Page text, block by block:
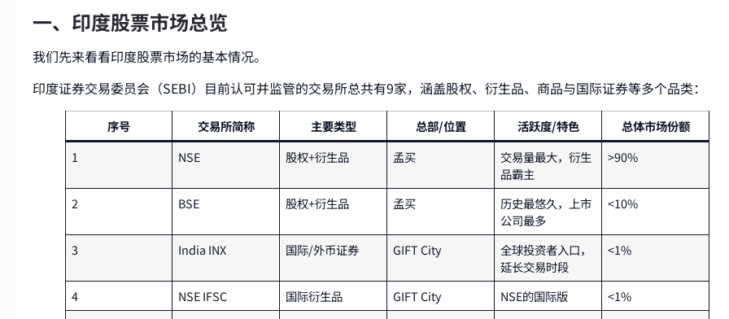
一、印度股票市场总览
我们先来看看印度股票市场的基本情况。
印度证券交易委员会（SEBI）目前认可并监管的交易所总共有9家，涵盖股权、衍生品、商品与国际证券等多个品类：
序号 交易所简称 主要类型 总部/位置 活跃度/特色
总体市场份额
1
NSE 股权+衍生品 孟买
交易量最大，衍生
品霸主
>90%
2 BSE 股权+衍生品 孟买
历史最悠久，上市
公司最多
<10%
3 India INX 国际/外币证券 GIFT City
全球投资者入口，
延长交易时段
<1%
4 NSE IFSC 国际衍生品 GIFT City NSE的国际版
<1%